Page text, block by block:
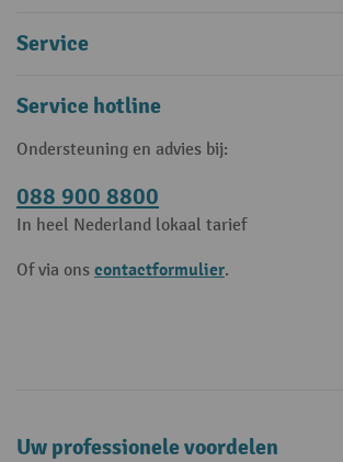
Service
Service hotline
Ondersteuning en advies bij:
088 900 8800
In heel Nederland lokaal tarief
Of via ons contactformulier.
Uw professionele voordelen